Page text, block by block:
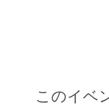
このイベ